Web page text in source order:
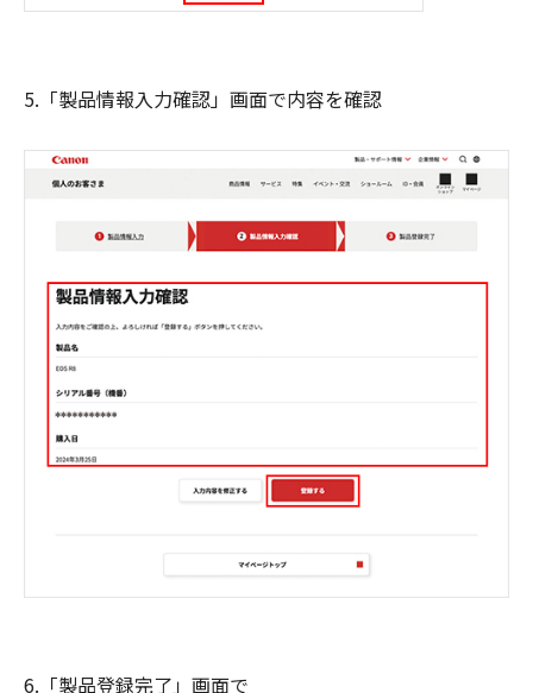
5.「製品情報入力確認」画面で内容を確認
6.「製品登録完了」画面で